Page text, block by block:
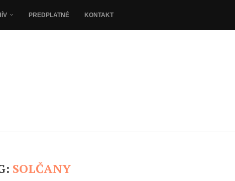
PREDPLATNÉ KONTAKT
SOLČANY